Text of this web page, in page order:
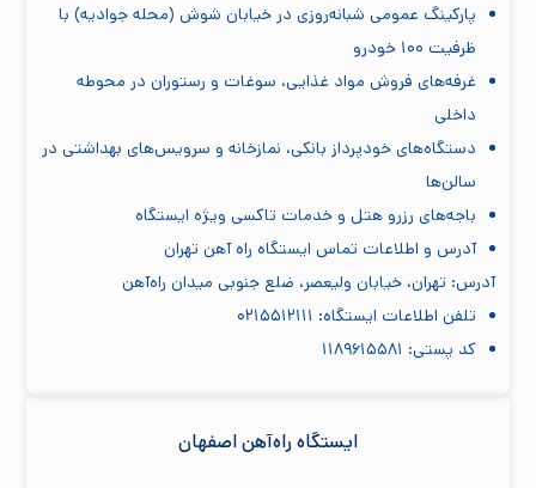
پارکینگ عمومی شبانه‌روزی در خیابان شوش (محله جوادیه) با
ظرفیت ۱۰۰ خودرو
غرفه‌های فروش مواد غذایی، سوغات و رستوران در محوطه
داخلی
دستگاه‌های خودپرداز بانکی، نمازخانه و سرویس‌های بهداشتی در
سالن‌ها
باجه‌های رزرو هتل و خدمات تاکسی ویژه ایستگاه
آدرس و اطلاعات تماس ایستگاه راه آهن تهران
آدرس: تهران، خیابان ولیعصر، ضلع جنوبی میدان راه‌آهن
تلفن اطلاعات ایستگاه: ۰۲۱۵۵۱۲۱۱۱
کد پستی: ۱۱۸۹۶۱۵۵۸۱
ایستگاه راه‌آهن اصفهان